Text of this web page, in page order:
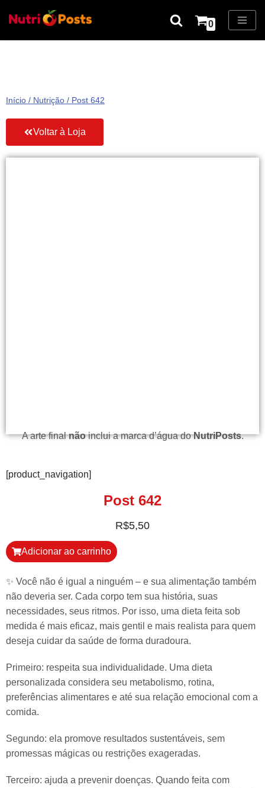
0
Início / Nutrição / Post 642
Voltar à Loja
A arte finalnãoinclui a marca d’água doNutriPosts.
[product_navigation]
Post 642
R$5,50
Adicionar ao carrinho
️✨ Você não é igual a ninguém – e sua alimentação também
não deveria ser. Cada corpo tem sua história, suas
necessidades, seus ritmos. Por isso, uma dieta feita sob
medida é mais eficaz, mais gentil e mais realista para quem
deseja cuidar da saúde de forma duradoura.
Primeiro: respeita sua individualidade. Uma dieta
personalizada considera seu metabolismo, rotina,
preferências alimentares e até sua relação emocional com a
comida.
Segundo: ela promove resultados sustentáveis, sem
promessas mágicas ou restrições exageradas.
Terceiro: ajuda a prevenir doenças. Quando feita com